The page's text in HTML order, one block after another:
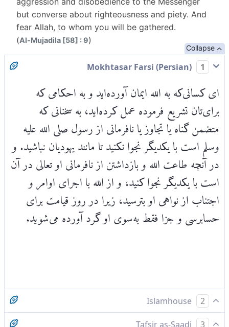
but converse about righteousness and piety. And
fear Allah, to whom you will be gathered.
(Al-Mujadila [58] : 9)
Collapse
1
ای کسانی‌که به الله ایمان آورده‌اید و به احکامی که
برای‌تان تشریع فرموده عمل کرده‌اید، به سخنانی که
متضمن گناه یا تجاوز یا نافرمانی از رسول صلی الله علیه
وسلم است با یکدیگر نجوا نکنید تا مانند یهودیان نباشید. و
در آنچه طاعت الله و بازداشتن از نافرمانی او تعالی در آن
است با یکدیگر نجوا کنید، و از الله با اجرای اوامر و
اجتناب از نواهی او بترسید، زیرا در روز قیامت برای
حسابرسی و جزا فقط به‌سوی او گرد آورده می‌شوید.
2
3